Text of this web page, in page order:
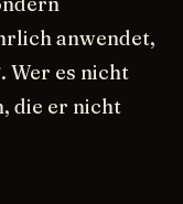
anwendet,
Wer es nicht
die er nicht